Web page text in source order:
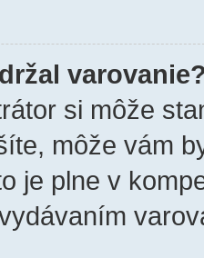
si môže
môže vám
je plne v